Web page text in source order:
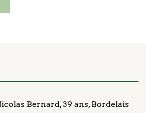
Bernard, 39 ans, Bordelais